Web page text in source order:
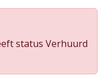
status Verhuurd